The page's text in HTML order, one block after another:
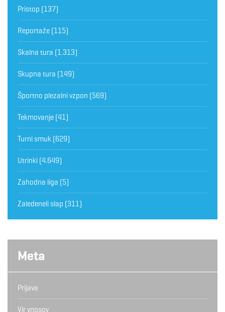
Pristop (137)
Reportaže (115)
Skalna tura (1.313)
Skupna tura (149)
Športno plezalni vzpon (569)
Tekmovanje (41)
Turni smuk (629)
Utrinki (4.649)
Zahodna liga (5)
Zaledeneli slap (311)
Meta
Prijava
Vir vnosov